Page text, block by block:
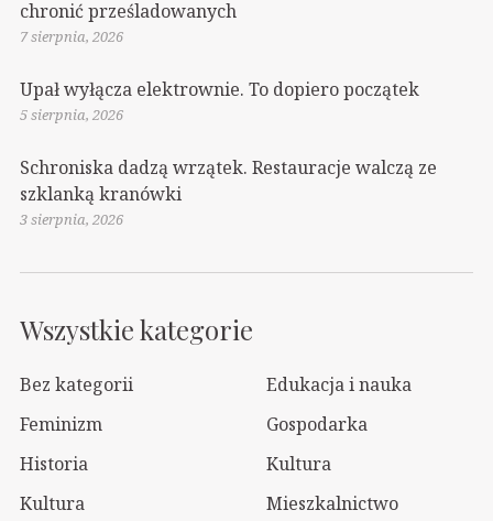
chronić prześladowanych
7 sierpnia, 2026
Upał wyłącza elektrownie. To dopiero początek
5 sierpnia, 2026
Schroniska dadzą wrzątek. Restauracje walczą ze
szklanką kranówki
3 sierpnia, 2026
Wszystkie kategorie
Bez kategorii
Edukacja i nauka
Feminizm
Gospodarka
Historia
Kultura
Kultura
Mieszkalnictwo